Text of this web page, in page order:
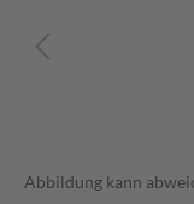
Abbildung kann